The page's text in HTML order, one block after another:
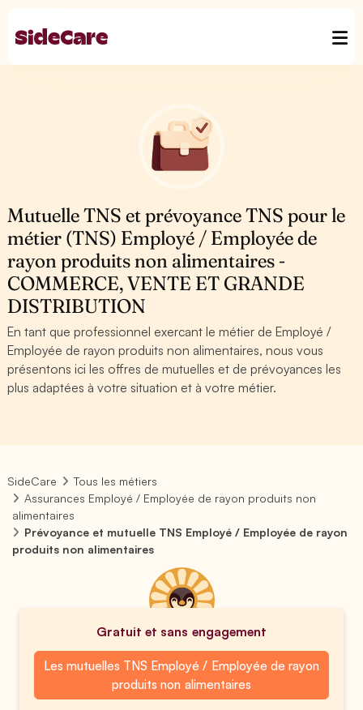
Mutuelle TNS et prévoyance TNS pour le
métier (TNS) Employé / Employée de
rayon produits non alimentaires -
COMMERCE, VENTE ET GRANDE
DISTRIBUTION
En tant que professionnel exercant le métier de Employé /
Employée de rayon produits non alimentaires, nous vous
présentons ici les offres de mutuelles et de prévoyances les
plus adaptées à votre situation et à votre métier.
SideCare
Tous les métiers
Assurances Employé / Employée de rayon produits non
alimentaires
Prévoyance et mutuelle TNS Employé / Employée de rayon
produits non alimentaires
Gratuit et sans engagement
Les mutuelles TNS Employé / Employée de rayon
produits non alimentaires